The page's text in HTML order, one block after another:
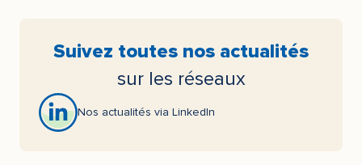
Suivez toutes nos actualités
sur les réseaux
Nos actualités via LinkedIn